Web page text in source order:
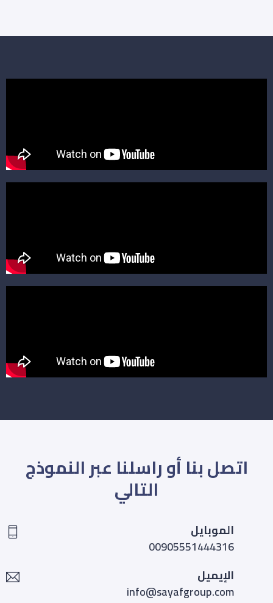
اتصل بنا أو راسلنا عبر النموذج
التالي
الموبايل
00905551444316
الإيميل
info@sayafgroup.com